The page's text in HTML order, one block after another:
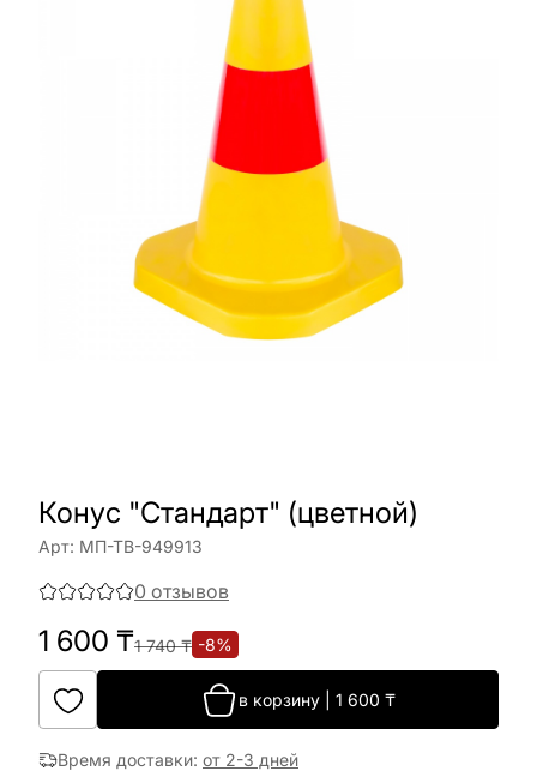
Конус "Стандарт" (цветной)
Арт: МП-ТВ-949913
0 отзывов
1 600 ₸1 740₸ -8%
в корзину 1 600 ₸
Время доставки: от 2-3 дней